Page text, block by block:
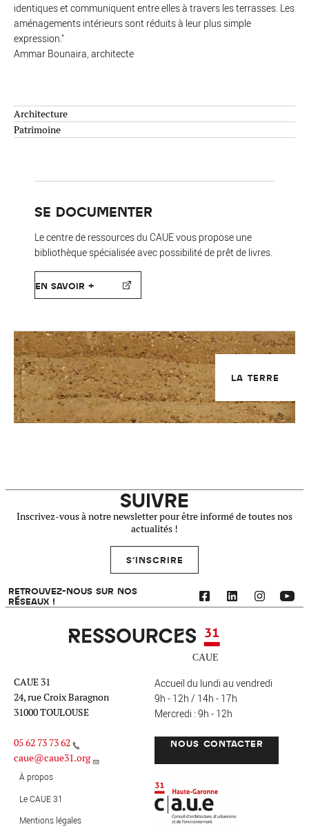
Architecture
Patrimoine
SE DOCUMENTER
Le centre de ressources du CAUE vous propose une
bibliothèque spécialisée avec possibilité de prêt de livres.
EN SAVOIR +
LA TERRE
identiques et communiquent entre elles à travers les terrasses. Les
aménagements intérieurs sont réduits à leur plus simple
expression."
Ammar Bounaira, architecte
SUIVRE
Inscrivez-vous à notre newsletter pour être informé de toutes nos
actualités !
S'INSCRIRE
RETROUVEZ-NOUS SUR NOS
RÉSEAUX !
Ressources 31
CAUE 31
24, rue Croix Baragnon
31000 TOULOUSE
05 62 73 73 62
caue@caue31.org
Accueil du lundi au vendredi
9h - 12h / 14h - 17h
Mercredi : 9h - 12h
NOUS CONTACTER
À propos
Le CAUE 31
Mentions légales